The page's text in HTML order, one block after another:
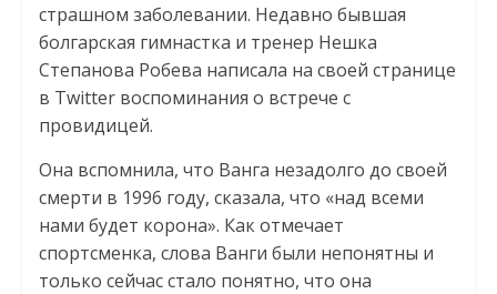
страшном заболевании. Недавно бывшая
болгарская гимнастка и тренер Нешка
Степанова Робева написала на своей странице
в Twitter воспоминания о встрече с
провидицей.
Она вспомнила, что Ванга незадолго до своей
смерти в 1996 году, сказала, что «над всеми
нами будет корона». Как отмечает
спортсменка, слова Ванги были непонятны и
только сейчас стало понятно, что она